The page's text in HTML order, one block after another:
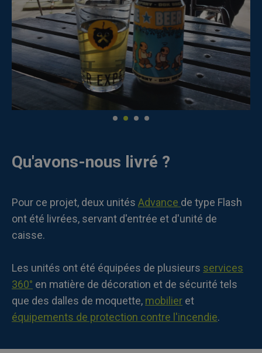
Qu'avons-nous livré ?
Pour ce projet, deux unités Advance de type Flash
ont été livrées, servant d'entrée et d'unité de
caisse.
Les unités ont été équipées de plusieurs services
360° en matière de décoration et de sécurité tels
que des dalles de moquette, mobilier et
équipements de protection contre l'incendie.